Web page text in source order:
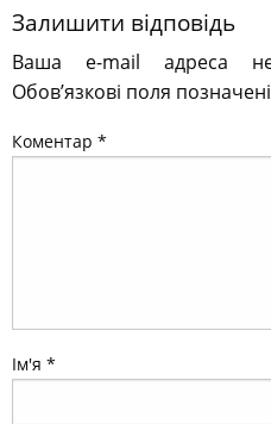
Залишити відповідь
Ваша e-mail адреса не
Обов’язкові поля позначені
Коментар *
Ім'я *